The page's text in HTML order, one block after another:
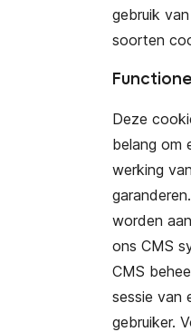
gebruik
soorten
Deze
belang om
werking
worden
ons CMS
CMS
sessie van
gebruiker.